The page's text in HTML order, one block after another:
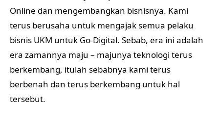
Online dan mengembangkan bisnisnya. Kami
terus berusaha untuk mengajak semua pelaku
bisnis UKM untuk Go-Digital. Sebab, era ini adalah
era zamannya maju – majunya teknologi terus
berkembang, itulah sebabnya kami terus
berbenah dan terus berkembang untuk hal
tersebut.